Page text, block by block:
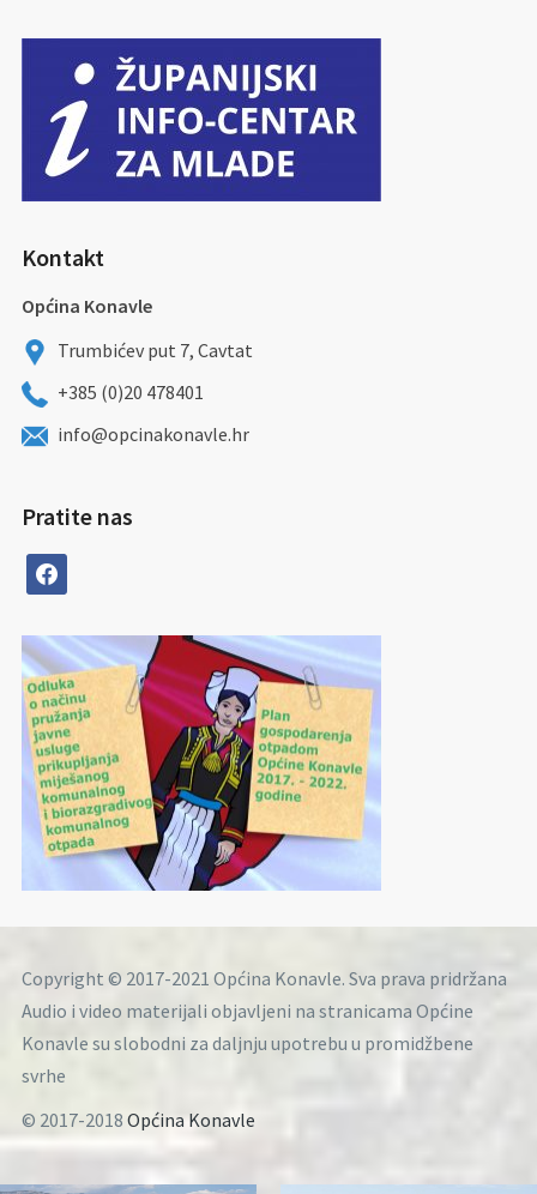
Kontakt
Općina Konavle
Trumbićev put 7, Cavtat
+385 (0)20 478401
info@opcinakonavle.hr
Pratite nas
facebook
Copyright © 2017-2021 Općina Konavle. Sva prava pridržana
Audio i video materijali objavljeni na stranicama Općine
Konavle su slobodni za daljnju upotrebu u promidžbene
svrhe
© 2017-2018 Općina Konavle